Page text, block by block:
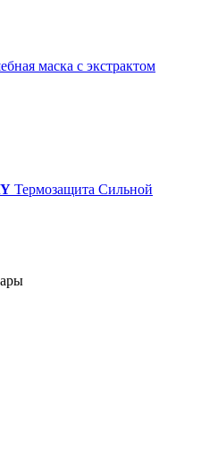
маска с экстрактом
Термозащита Сильной